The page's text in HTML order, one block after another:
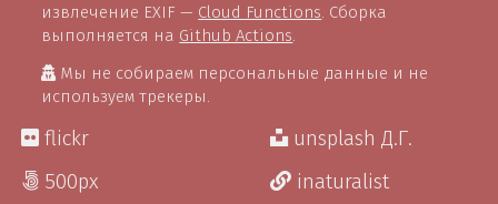
извлечение EXIF — Cloud Functions . Сборка
выполняется на Github Actions
Мы не собираем персональные данные и не
используем трекеры.
flickr
500px
unsplash Д.Г.
inaturalist